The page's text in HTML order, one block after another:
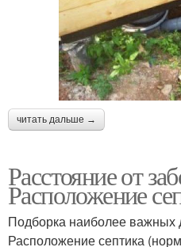
читать дальше →
Расстояние от
Расположение
Подборка наиболее важных
Расположение септика